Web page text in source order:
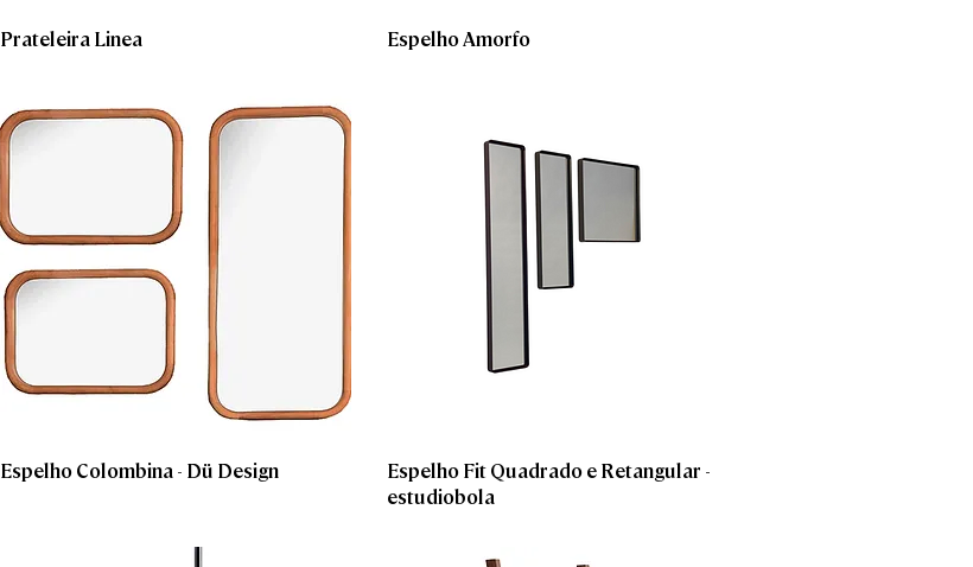
Prateleira Linea Espelho Amorfo
Espelho Colombina - Dü Design
Espelho Fit Quadrado e Retangular -
estudiobola